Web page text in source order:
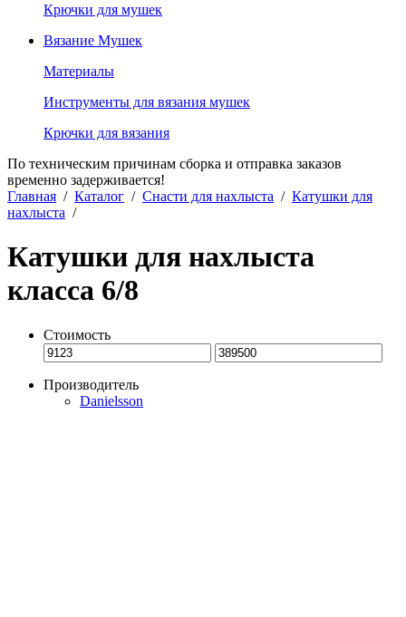
Крючки для мушек
Вязание Мушек
Материалы
Инструменты для вязания мушек
Крючки для вязания
По техническим причинам сборка и отправка заказов
временно задерживается!
Главная / Каталог / Снасти для нахлыста / Катушки для
нахлыста /
Катушки для нахлыста
класса 6/8
Стоимость
Производитель
Danielsson